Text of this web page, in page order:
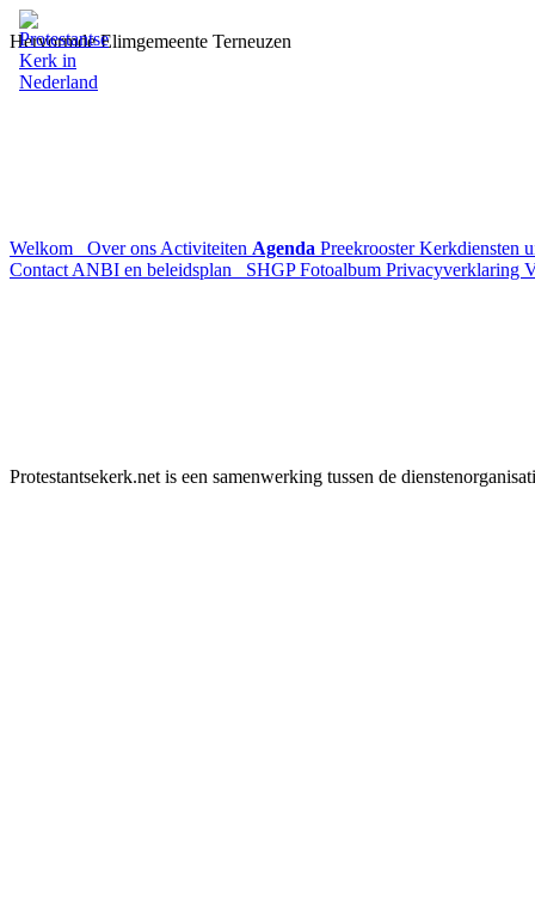
Hervormde Elimgemeente Terneuzen
Welkom Over ons Activiteiten Agenda PreekroosterKerkdiensten
Contact ANBI en beleidsplan SHGPFotoalbum Privacyverklaring
Protestantsekerk.net is een samenwerking tussen de